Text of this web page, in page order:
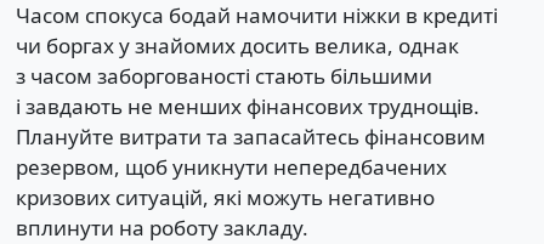
Часом спокуса бодай намочити ніжки в кредиті
чи боргах у знайомих досить велика, однак
з часом заборгованості стають більшими
і завдають не менших фінансових труднощів.
Плануйте витрати та запасайтесь фінансовим
резервом, щоб уникнути непередбачених
кризових ситуацій, які можуть негативно
вплинути на роботу закладу.